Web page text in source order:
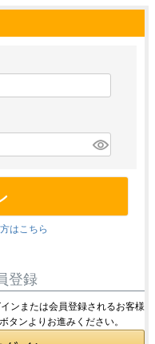
はこちら
登録
ンまたは会員登録されるお客様
タンよりお進みください。